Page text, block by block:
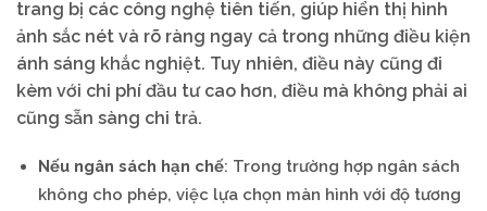
trang bị các công nghệ tiên tiến, giúp hiển thị hình
ảnh sắc nét và rõ ràng ngay cả trong những điều kiện
ánh sáng khắc nghiệt. Tuy nhiên, điều này cũng đi
kèm với chi phí đầu tư cao hơn, điều mà không phải ai
cũng sẵn sàng chi trả.
Nếu ngân sách hạn chế: Trong trường hợp ngân sách
không cho phép, việc lựa chọn màn hình với độ tương